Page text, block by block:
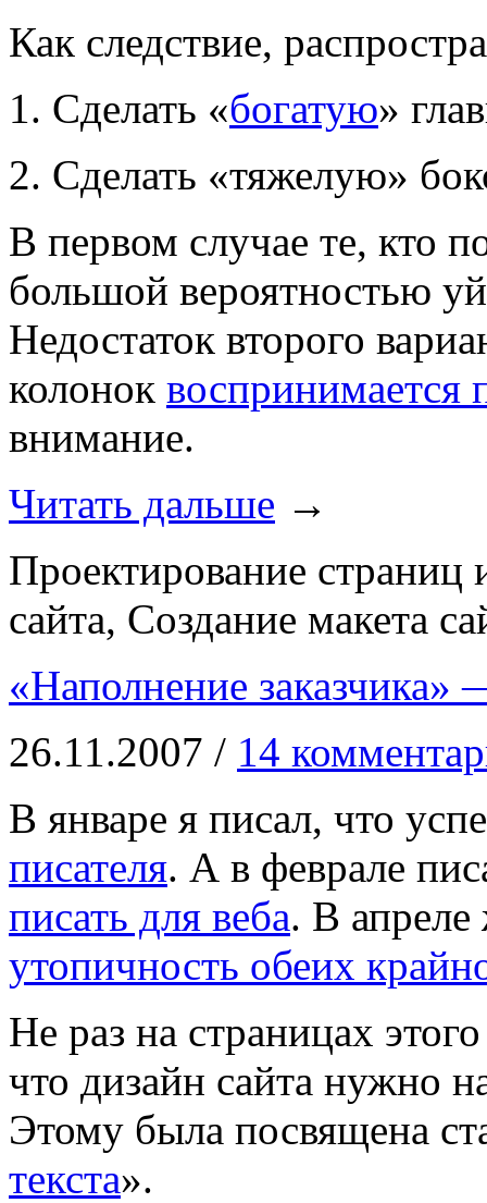
Как следствие,
1. Сделать «богатую»
2. Сделать «тяжелую»
В первом случае те, кто
большой вероятностью
Недостаток второго
колонок воспринимается
внимание.
Читать дальше →
Проектирование страниц
сайта, Создание макета
«Наполнение заказчика»
26.11.2007 / 14
В январе я писал, что
писателя. А в феврале
писать для веба. В апреле
утопичность обеих
Не раз на страницах
что дизайн сайта нужно
Этому была посвящена
текста».